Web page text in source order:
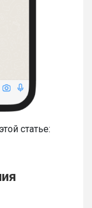
статье: